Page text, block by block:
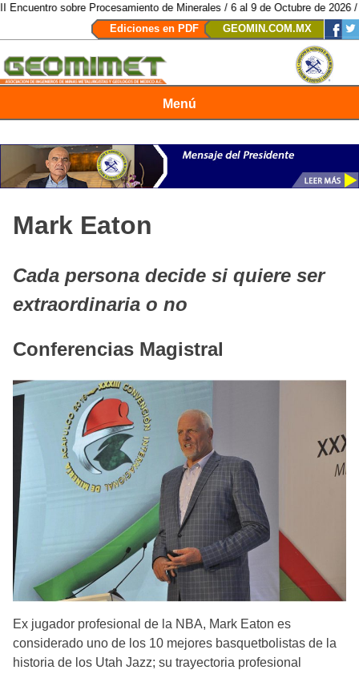
sobre Procesamiento de Minerales / 6 al 9 de Octubre de 2026 /
Ediciones en PDF
GEOMIN.COM.MX
Menú
Mark Eaton
Cada persona decide si quiere ser
extraordinaria o no
Conferencias Magistral
Ex jugador profesional de la NBA, Mark Eaton es
considerado uno de los 10 mejores basquetbolistas de la
historia de los Utah Jazz; su trayectoria profesional